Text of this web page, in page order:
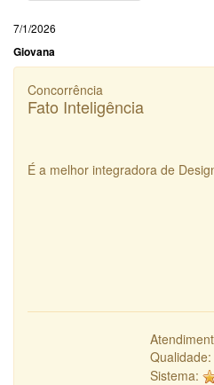
7/1/2026
Giovana
Concorrência
Fato Inteligência
É a melhor integradora de
Qualidade:
Sistema: